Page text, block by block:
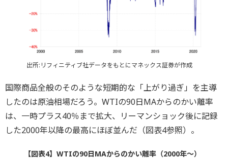
出所:リフィニティブ社データをもとにマネックス証券が作成
国際商品全般のそのような短期的な「上がり過ぎ」を主導
したのは原油相場だろう。WTIの90日MAからのかい離率
は、一時プラス40％まで拡大、リーマンショック後に記録
した2000年以降の最高にほぼ並んだ（図表4参照）。
【図表4】WTIの90日MAからのかい離率（2000年～）